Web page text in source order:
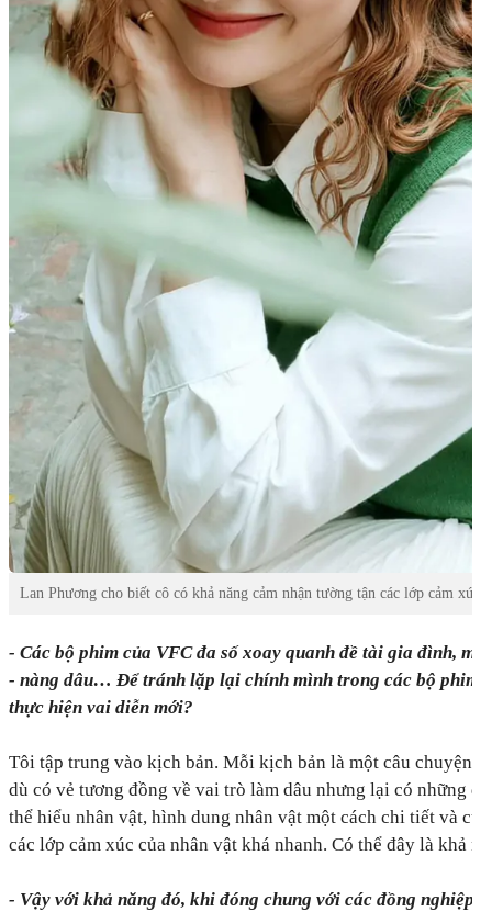
Lan Phương cho biết cô có khả năng cảm nhận tường tận các lớp cảm xúc
- Các bộ phim của VFC đa số xoay quanh đề tài gia đình,
- nàng dâu… Để tránh lặp lại chính mình trong các bộ phim
thực hiện vai diễn mới?
Tôi tập trung vào kịch bản. Mỗi kịch bản là một câu chuyện
dù có vẻ tương đồng về vai trò làm dâu nhưng lại có những
thể hiểu nhân vật, hình dung nhân vật một cách chi tiết và
các lớp cảm xúc của nhân vật khá nhanh. Có thể đây là khả
- Vậy với khả năng đó, khi đóng chung với các đồng nghiệp